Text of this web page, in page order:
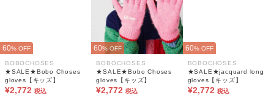
60% OFF
BOBOCHOSES
★SALE★Bobo Choses
gloves【キッズ】
¥2,772 税込
60% OFF
BOBOCHOSES
★SALE★Bobo Choses
gloves【キッズ】
¥2,772 税込
60% OFF
BOBOCHOSES
★SALE★jacquard long
gloves【キッズ】
¥2,772 税込